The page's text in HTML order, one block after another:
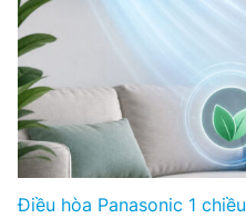
Điều hòa Panasonic 1 chiều